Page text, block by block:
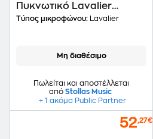
Πυκνωτικό Lavalier
Μικρόφωνο - Μαύρο
Τύπος μικροφώνου: Lavalier
Μη διαθέσιμο
Πωλείται και αποστέλλεται
από Stollas Music
+ 1 ακόμα Public Partner
52,27€